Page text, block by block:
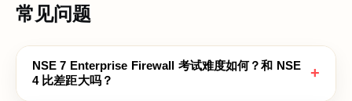
常见问题
NSE 7 Enterprise Firewall 考试难度如何？和 NSE
4 比差距大吗？
+